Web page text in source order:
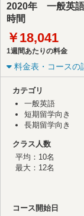
2020年 一般英語
時間
￥18,041
1週間あたりの料金
料金表・コースの
カテゴリ
一般英語
短期留学向き
長期留学向き
クラス人数
平均：10名
最大：12名
コース開始日